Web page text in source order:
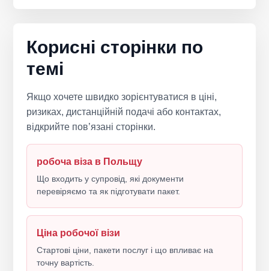
Корисні сторінки по
темі
Якщо хочете швидко зорієнтуватися в ціні,
ризиках, дистанційній подачі або контактах,
відкрийте пов’язані сторінки.
робоча віза в Польщу
Що входить у супровід, які документи
перевіряємо та як підготувати пакет.
Ціна робочої візи
Стартові ціни, пакети послуг і що впливає на
точну вартість.